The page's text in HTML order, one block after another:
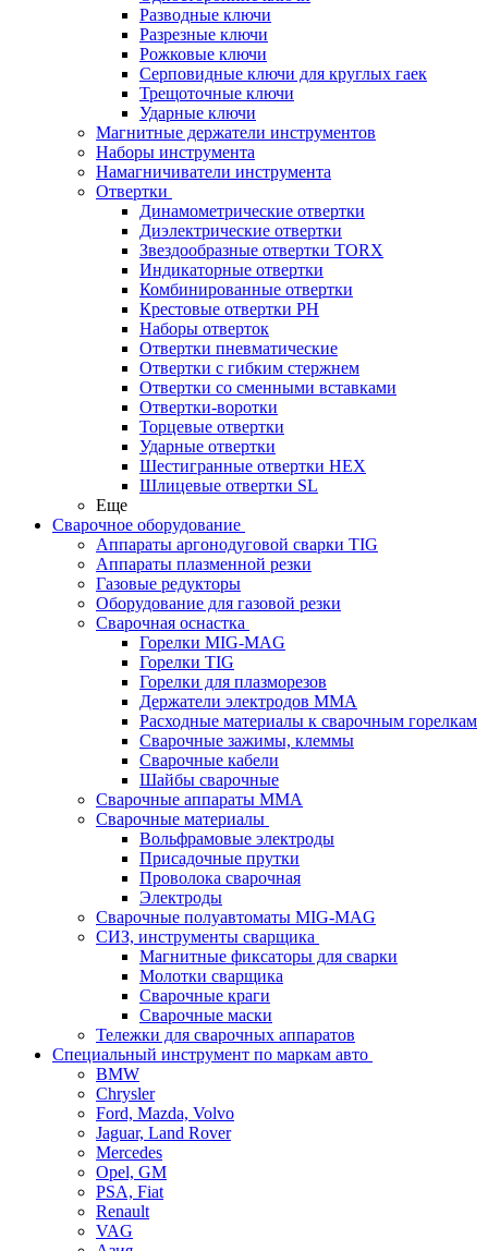
Разводные ключи
Разрезные ключи
Рожковые ключи
Серповидные ключи для круглых гаек
Трещоточные ключи
Ударные ключи
Магнитные держатели инструментов
Наборы инструмента
Намагничиватели инструмента
Отвертки
Динамометрические отвертки
Диэлектрические отвертки
Звездообразные отвертки TORX
Индикаторные отвертки
Комбинированные отвертки
Крестовые отвертки PH
Наборы отверток
Отвертки пневматические
Отвертки с гибким стержнем
Отвертки со сменными вставками
Отвертки-воротки
Торцевые отвертки
Ударные отвертки
Шестигранные отвертки HEX
Шлицевые отвертки SL
Еще
Сварочное оборудование
Аппараты аргонодуговой сварки TIG
Аппараты плазменной резки
Газовые редукторы
Оборудование для газовой резки
Сварочная оснастка
Горелки MIG-MAG
Горелки TIG
Горелки для плазморезов
Держатели электродов ММА
Расходные материалы к сварочным горелкам
Сварочные зажимы, клеммы
Сварочные кабели
Шайбы сварочные
Сварочные аппараты MMA
Сварочные материалы
Вольфрамовые электроды
Присадочные прутки
Проволока сварочная
Электроды
Сварочные полуавтоматы MIG-MAG
СИЗ, инструменты сварщика
Магнитные фиксаторы для сварки
Молотки сварщика
Сварочные краги
Сварочные маски
Тележки для сварочных аппаратов
Специальный инструмент по маркам авто
BMW
Chrysler
Ford, Mazda, Volvo
Jaguar, Land Rover
Mercedes
Opel, GM
PSA, Fiat
Renault
VAG